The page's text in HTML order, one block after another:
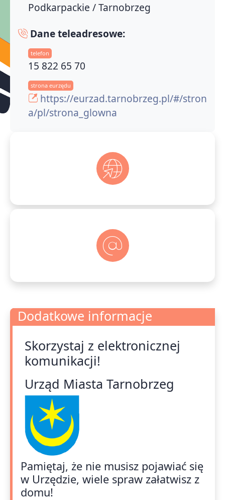
Podkarpackie / Tarnobrzeg
Dane teleadresowe:
telefon
15 822 65 70
strona eurzędu
https://eurzad.tarnobrzeg.pl/#/stron
a/pl/strona_glowna
Dodatkowe informacje
Dodatkowe informacje
Skorzystaj z elektronicznej
komunikacji!
Urząd Miasta Tarnobrzeg
Pamiętaj, że nie musisz pojawiać się
w Urzędzie, wiele spraw załatwisz z
domu!